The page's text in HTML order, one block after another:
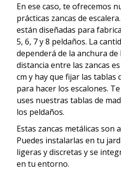
En ese caso, te ofrecemos
prácticas zancas de
están diseñadas para
5, 6, 7 y 8 peldaños. La
dependerá de la anchura de
distancia entre las zancas
cm y hay que fijar las tablas
para hacer los escalones.
uses nuestras tablas de
los peldaños.
Estas zancas metálicas son
Puedes instalarlas en tu
ligeras y discretas y se
en tu entorno.